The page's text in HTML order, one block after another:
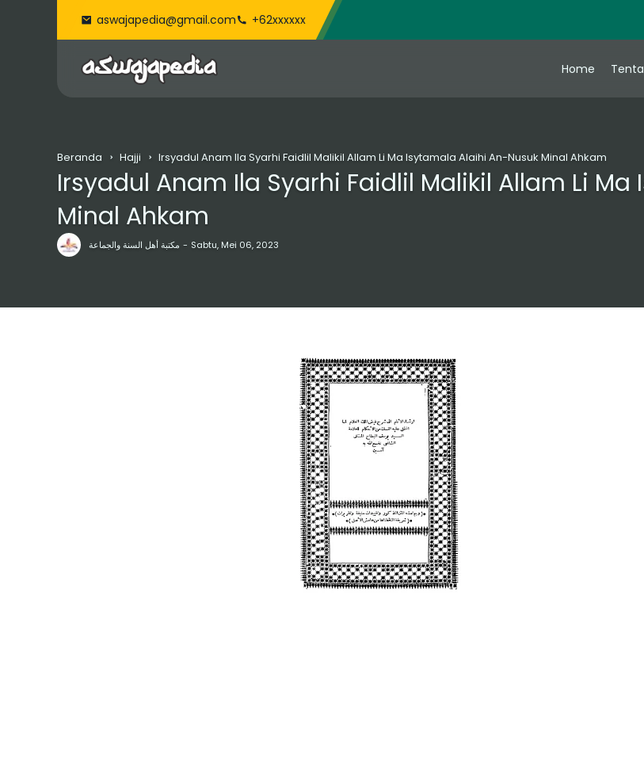
aswajapedia@gmail.com +62xxxxxx
Home
Beranda Hajji Irsyadul Anam Ila Syarhi Faidlil Malikil Allam Li Ma Isytamala Alaihi An-Nusuk Minal Ahkam
مكتبة أهل السنة والجماعة Sabtu, Mei 06, 2023
Irsyadul Anam Ila Syarhi Faidlil Malikil Allam Li
Minal Ahkam